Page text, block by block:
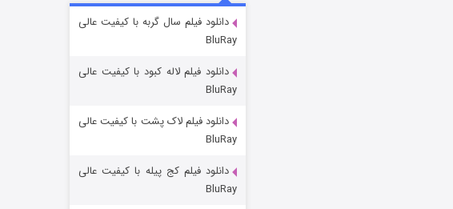
شوگر فصل ۲
قسمت
دانلود فیلم سال گربه با کیفیت عالی
BluRay
دانلود فیلم لاله کبود با کیفیت عالی
BluRay
دانلود فیلم لاک پشت با کیفیت عالی
BluRay
دانلود فیلم کج‌ پیله با کیفیت عالی
BluRay